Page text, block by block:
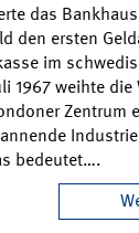
das
den ersten
im
1967 weihte
Zentrum
bedeutet….